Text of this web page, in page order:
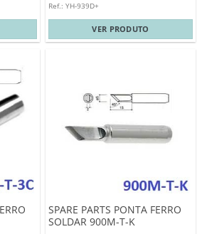
Ref.: YH-939D+
VER PRODUTO
SPARE PARTS PONTA FERRO
SOLDAR 900M-T-K